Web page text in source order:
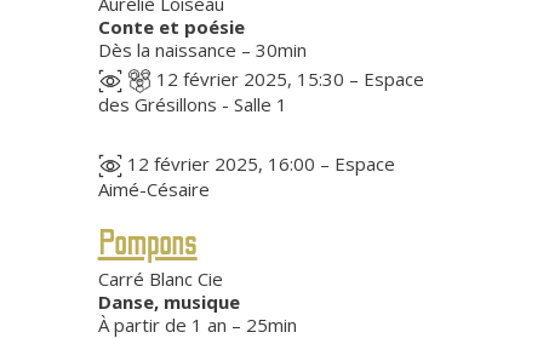
Conte et poésie
Dès la naissance – 30min
12 février 2025, 15:30 – Espace
des Grésillons - Salle 1
12 février 2025, 16:00 – Espace
Aimé-Césaire
Pompons
Carré Blanc Cie
Danse, musique
À partir de 1 an – 25min